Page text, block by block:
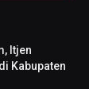
Itjen
Kabupaten